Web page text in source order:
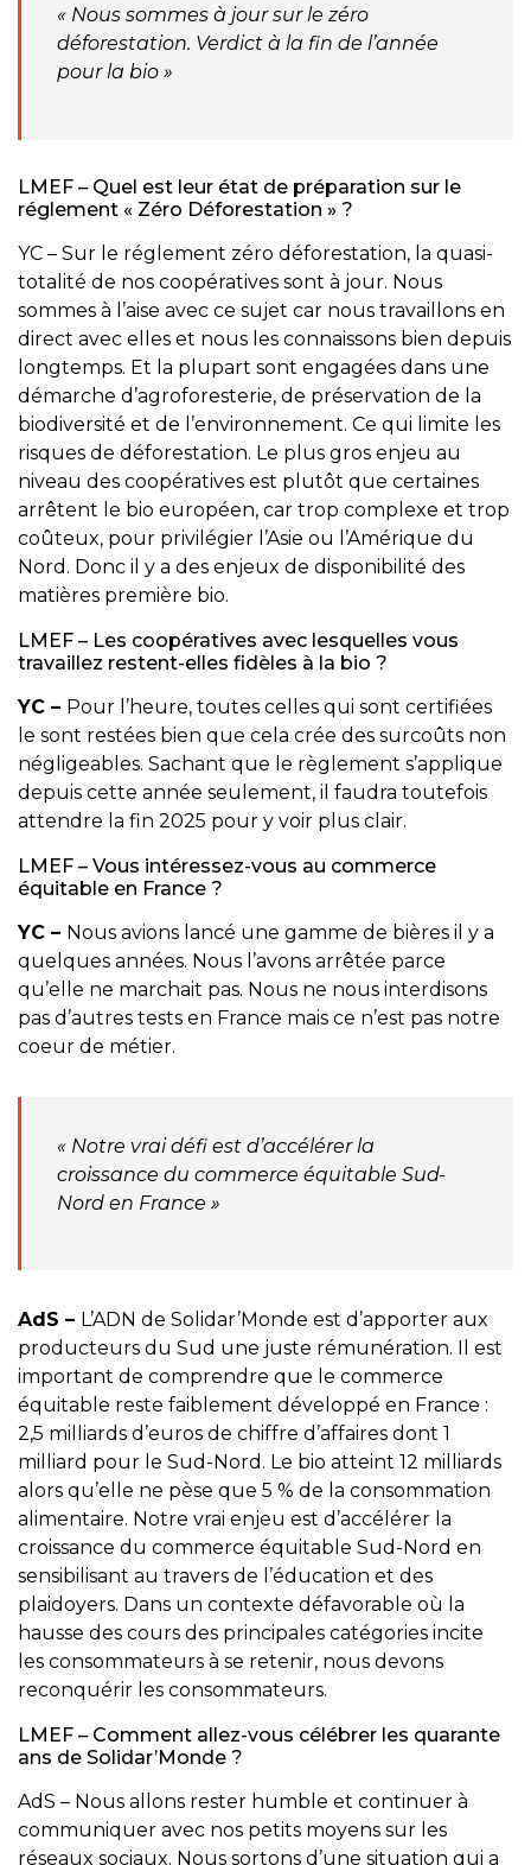
« Nous sommes à jour sur le zéro
déforestation. Verdict à la fin de l’année
pour la bio »
LMEF – Quel est leur état de préparation sur le
réglement « Zéro Déforestation » ?
YC – Sur le réglement zéro déforestation, la quasi-
totalité de nos coopératives sont à jour. Nous
sommes à l’aise avec ce sujet car nous travaillons en
direct avec elles et nous les connaissons bien depuis
longtemps. Et la plupart sont engagées dans une
démarche d’agroforesterie, de préservation de la
biodiversité et de l’environnement. Ce qui limite les
risques de déforestation. Le plus gros enjeu au
niveau des coopératives est plutôt que certaines
arrêtent le bio européen, car trop complexe et trop
coûteux, pour privilégier l’Asie ou l’Amérique du
Nord. Donc il y a des enjeux de disponibilité des
matières première bio.
LMEF – Les coopératives avec lesquelles vous
travaillez restent-elles fidèles à la bio ?
YC – Pour l’heure, toutes celles qui sont certifiées
le sont restées bien que cela crée des surcoûts non
négligeables. Sachant que le règlement s’applique
depuis cette année seulement, il faudra toutefois
attendre la fin 2025 pour y voir plus clair.
LMEF – Vous intéressez-vous au commerce
équitable en France ?
YC – Nous avions lancé une gamme de bières il y a
quelques années. Nous l’avons arrêtée parce
qu’elle ne marchait pas. Nous ne nous interdisons
pas d’autres tests en France mais ce n’est pas notre
coeur de métier.
« Notre vrai défi est d’accélérer la
croissance du commerce équitable Sud-
Nord en France »
AdS – L’ADN de Solidar’Monde est d’apporter aux
producteurs du Sud une juste rémunération. Il est
important de comprendre que le commerce
équitable reste faiblement développé en France :
2,5 milliards d’euros de chiffre d’affaires dont 1
milliard pour le Sud-Nord. Le bio atteint 12 milliards
alors qu’elle ne pèse que 5 % de la consommation
alimentaire. Notre vrai enjeu est d’accélérer la
croissance du commerce équitable Sud-Nord en
sensibilisant au travers de l’éducation et des
plaidoyers. Dans un contexte défavorable où la
hausse des cours des principales catégories incite
les consommateurs à se retenir, nous devons
reconquérir les consommateurs.
LMEF – Comment allez-vous célébrer les quarante
ans de Solidar’Monde ?
AdS – Nous allons rester humble et continuer à
communiquer avec nos petits moyens sur les
réseaux sociaux. Nous sortons d’une situation qui a